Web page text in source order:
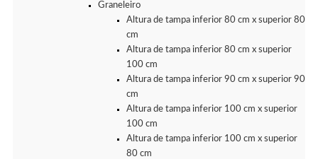
Graneleiro
Altura de tampa inferior 80 cm x superior 80
cm
Altura de tampa inferior 80 cm x superior
100 cm
Altura de tampa inferior 90 cm x superior 90
cm
Altura de tampa inferior 100 cm x superior
100 cm
Altura de tampa inferior 100 cm x superior
80 cm